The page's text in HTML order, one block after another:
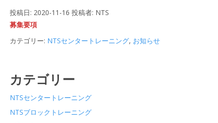
選手の皆さんへ
NTSブロックトレーニング
NTSセンタートレーニング
投稿日: 2020-11-16 投稿者: NTS
募集要項
カテゴリー: NTSセンタートレーニング, お知らせ
カテゴリー
NTSセンタートレーニング
NTSブロックトレーニング